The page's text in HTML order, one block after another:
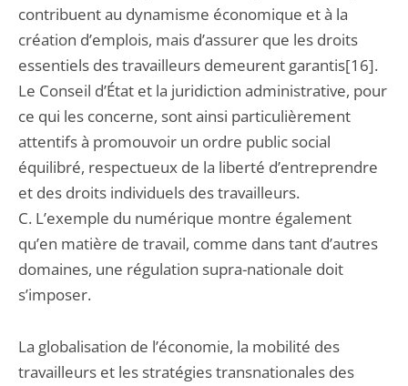
contribuent au dynamisme économique et à la
création d’emplois, mais d’assurer que les droits
essentiels des travailleurs demeurent garantis[16].
Le Conseil d’État et la juridiction administrative, pour
ce qui les concerne, sont ainsi particulièrement
attentifs à promouvoir un ordre public social
équilibré, respectueux de la liberté d’entreprendre
et des droits individuels des travailleurs.
C. L’exemple du numérique montre également
qu’en matière de travail, comme dans tant d’autres
domaines, une régulation supra-nationale doit
s’imposer.
La globalisation de l’économie, la mobilité des
travailleurs et les stratégies transnationales des